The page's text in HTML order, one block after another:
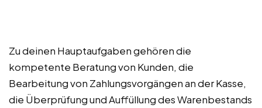
Zu deinen Hauptaufgaben gehören die
kompetente Beratung von Kunden, die
Bearbeitung von Zahlungsvorgängen an der Kasse,
die Überprüfung und Auffüllung des Warenbestands